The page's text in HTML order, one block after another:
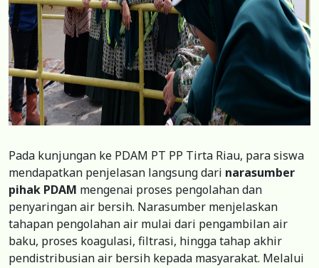
Pada kunjungan ke PDAM PT PP Tirta Riau, para siswa
mendapatkan penjelasan langsung dari narasumber
pihak PDAM mengenai proses pengolahan dan
penyaringan air bersih. Narasumber menjelaskan
tahapan pengolahan air mulai dari pengambilan air
baku, proses koagulasi, filtrasi, hingga tahap akhir
pendistribusian air bersih kepada masyarakat. Melalui